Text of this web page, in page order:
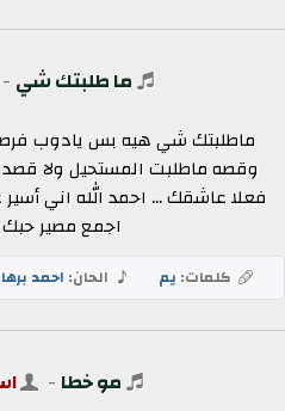
ما طلبتك شي -
ماطلبتك شي هيه بس يادوب
وقصه ماطلبت المستحيل ولا
فعلا عاشقك ... احمد الله اني
اجمع مصير حبك
كلمات: يم الحان: احمد
مو خطا -